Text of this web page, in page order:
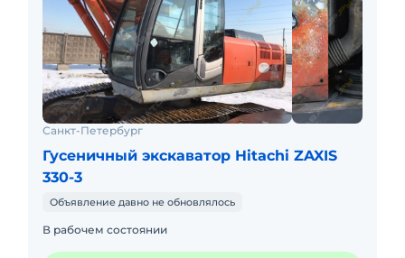
Санкт-Петербург
Гусеничный экскаватор Hitachi ZAXIS
330-3
Объявление давно не обновлялось
В рабочем состоянии